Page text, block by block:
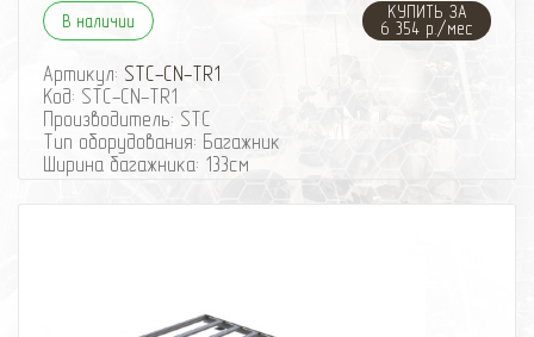
В наличии
КУПИТЬ ЗА
6 354 р./мес
Артикул: STC-CN-TR1
Код: STC-CN-TR1
Производитель: STC
Тип оборудования: Багажник
Ширина багажника: 133см
Конструкция багажника: Разборный